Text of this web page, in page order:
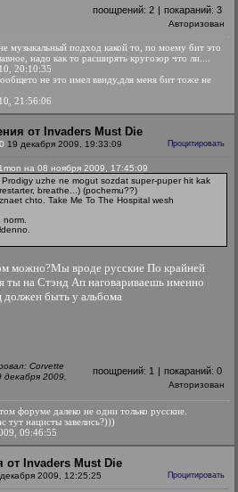
поощрений: 2 | покараний: 3
Авторизован
музыкальный подход какой то, по моему бит это
надо как то расширять кругозор что ли....
20:10:35
не это имел ввиду,для меня бит тоже не
21:56:06
от Invaders Must Die
19 декабря 2009, 19:33:09 Процитировать
на 08 ноября 2009, 17:45:09
uzhe ne mogut sozdat super-puper hit kak
breathe...) (pochemu??)
chto. Take Me To The Hospital wesh
можно?Мы вроде русские По крайней
ты на Стэнд Ап наговариваешь именно
должен быть у альбома
Corvette
декабря 2009,
поощрений: 1 | покараний: 0
Авторизован
форуме далеко не одни только русские.
тут нацисты завелись?)))
09:46:55
от Invaders Must Die
2009, 12:25:25 Процитировать